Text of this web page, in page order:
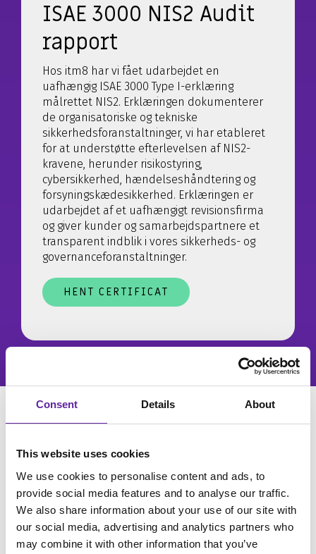
Consent Details About
This website uses cookies
We use cookies to personalise content and ads, to
provide social media features and to analyse our traffic.
We also share information about your use of our site with
our social media, advertising and analytics partners who
may combine it with other information that you’ve
ISAE 3000 NIS2 Audit
rapport
Hos itm8 har vi fået udarbejdet en
uafhængig ISAE 3000 Type I-erklæring
målrettet NIS2. Erklæringen dokumenterer
de organisatoriske og tekniske
sikkerhedsforanstaltninger, vi har etableret
for at understøtte efterlevelsen af NIS2-
kravene, herunder risikostyring,
cybersikkerhed, hændelseshåndtering og
forsyningskædesikkerhed. Erklæringen er
udarbejdet af et uafhængigt revisionsfirma
og giver kunder og samarbejdspartnere et
transparent indblik i vores sikkerheds- og
governanceforanstaltninger.
HENT CERTIFICAT
itm8 er med i delaftale
01: It-drift
Hos itm8 er vi stolte af at være en del af den
nyeste SKI-rammeaftale 02.22 IT-driftskapacitet,
som er dedikeret til den offentlige sektor. Målet